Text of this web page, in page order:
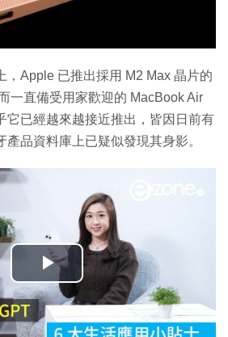
，Apple 已推出採用 M2 Max 晶片的
一直備受用家歡迎的 MacBook Air
它已經越來越接近推出，皆因日前有
品資料庫上已疑似發現其身影。
播
放